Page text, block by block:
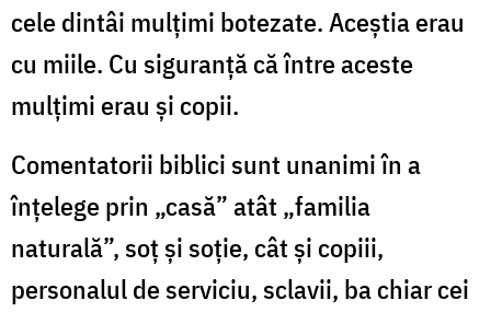
cele dintâi mulțimi botezate. Aceștia erau
cu miile. Cu siguranță că între aceste
mulțimi erau și copii.
Comentatorii biblici sunt unanimi în a
înțelege prin „casă” atât „familia
naturală”, soț și soție, cât și copiii,
personalul de serviciu, sclavii, ba chiar cei